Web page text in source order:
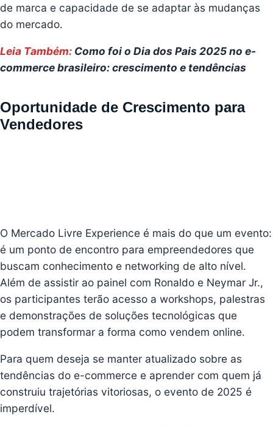
de marca e capacidade de se adaptar às mudanças
do mercado.
Leia Também: Como foi o Dia dos Pais 2025 no e-
commerce brasileiro: crescimento e tendências
Oportunidade de Crescimento para
Vendedores
O Mercado Livre Experience é mais do que um evento:
é um ponto de encontro para empreendedores que
buscam conhecimento e networking de alto nível.
Além de assistir ao painel com Ronaldo e Neymar Jr.,
os participantes terão acesso a workshops, palestras
e demonstrações de soluções tecnológicas que
podem transformar a forma como vendem online.
Para quem deseja se manter atualizado sobre as
tendências do e-commerce e aprender com quem já
construiu trajetórias vitoriosas, o evento de 2025 é
imperdível.